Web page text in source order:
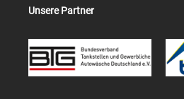
Unsere Partner